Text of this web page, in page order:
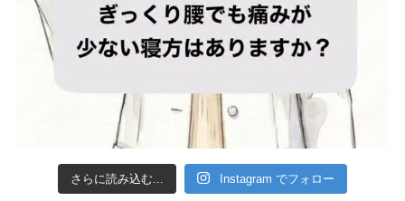
さらに読み込む... Instagram でフォロー